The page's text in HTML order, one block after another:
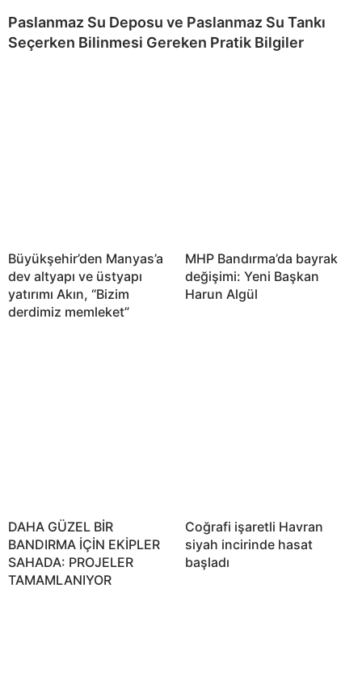
Paslanmaz Su Deposu ve Paslanmaz Su Tankı
Seçerken Bilinmesi Gereken Pratik Bilgiler
Büyükşehir’den Manyas’a
dev altyapı ve üstyapı
yatırımı Akın, “Bizim
derdimiz memleket”
MHP Bandırma’da bayrak
değişimi: Yeni Başkan
Harun Algül
DAHA GÜZEL BİR
BANDIRMA İÇİN EKİPLER
SAHADA: PROJELER
TAMAMLANIYOR
Coğrafi işaretli Havran
siyah incirinde hasat
başladı